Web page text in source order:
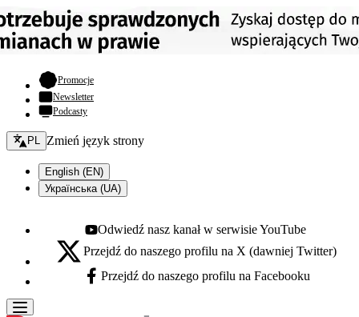
Promocje- otwiera się w nowej karcie
Newsletter
Podcasty
Zmień język - bieżący:
PL Zmień język strony
English (EN)
Українська (UA)
Youtube - otwiera się w nowej karcie
Odwiedź nasz kanał w serwisie YouTube
X - otwiera się w nowej karcie
Przejdź do naszego profilu na X (dawniej Twitter)
Facebook - otwiera się w nowej karcie
Przejdź do naszego profilu na Facebooku